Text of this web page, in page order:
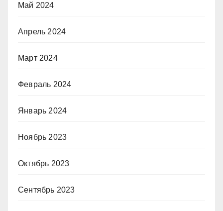
Май 2024
Апрель 2024
Март 2024
Февраль 2024
Январь 2024
Ноябрь 2023
Октябрь 2023
Сентябрь 2023